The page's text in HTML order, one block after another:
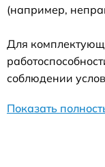
(например,
Для
соблюдении
Показать